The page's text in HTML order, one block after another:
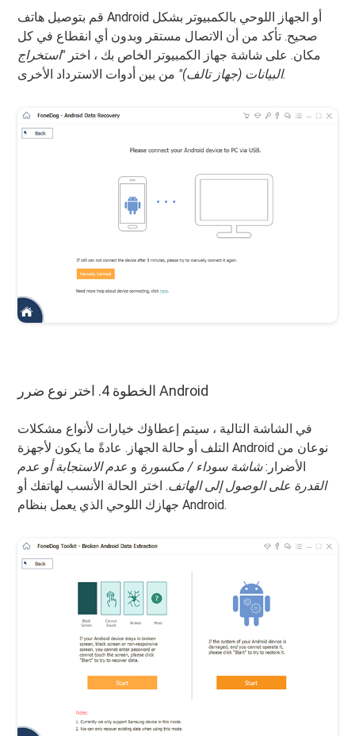
قم بتوصيل هاتف Android أو الجهاز اللوحي بالكمبيوتر بشكل
صحيح. تأكد من أن الاتصال مستقر وبدون أي انقطاع في كل
مكان. على شاشة جهاز الكمبيوتر الخاص بك ، اختر"استخراج
البيانات (جهاز تالف)"من بين أدوات الاسترداد الأخرى.
الخطوة 4. اختر نوع ضرر Android
في الشاشة التالية ، سيتم إعطاؤك خيارات لأنواع مشكلات
التلف أو حالة الجهاز. عادةً ما يكون لأجهزة Android نوعان من
الأضرار:شاشة سوداء / مكسورة و عدم الاستجابة أو عدم
القدرة على الوصول إلى الهاتف. اختر الحالة الأنسب لهاتفك أو
جهازك اللوحي الذي يعمل بنظام Android.